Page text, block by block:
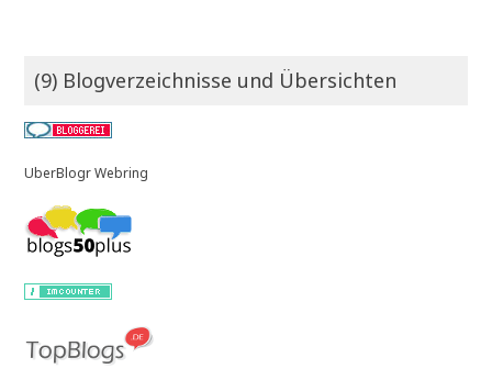
(9) Blogverzeichnisse und Übersichten
UberBlogr Webring